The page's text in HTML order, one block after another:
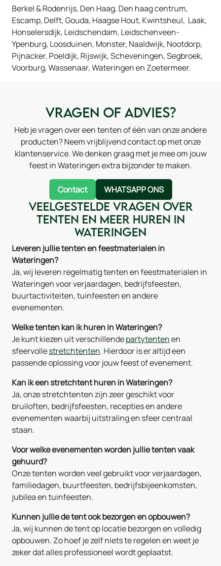
Berkel & Rodenrijs, Den Haag, Den haag centrum,
Escamp, Delft, Gouda, Haagse Hout, Kwintsheul, Laak,
Honselersdijk, Leidschendam, Leidschenveen-
Ypenburg, Loosduinen, Monster, Naaldwijk, Nootdorp,
Pijnacker, Poeldijk, Rijswijk, Scheveningen, Segbroek,
Voorburg, Wassenaar, Wateringen en Zoetermeer.
Vragen of advies?
Heb je vragen over een tenten of één van onze andere
producten? Neem vrijblijvend contact op met onze
klantenservice. We denken graag met je mee om jouw
feest in Wateringen extra bijzonder te maken.
Contact WHATSAPP ONS
Veelgestelde vragen over
tenten en meer huren in
Wateringen
Leveren jullie tenten en feestmaterialen in
Wateringen?
Ja, wij leveren regelmatig tenten en feestmaterialen in
Wateringen voor verjaardagen, bedrijfsfeesten,
buurtactiviteiten, tuinfeesten en andere
evenementen.
Welke tenten kan ik huren in Wateringen?
Je kunt kiezen uit verschillendepartytentenen
sfeervollestretchtenten. Hierdoor is er altijd een
passende oplossing voor jouw feest of evenement.
Kan ik een stretchtent huren in Wateringen?
Ja, onze stretchtenten zijn zeer geschikt voor
bruiloften, bedrijfsfeesten, recepties en andere
evenementen waarbij uitstraling en sfeer centraal
staan.
Voor welke evenementen worden jullie tenten vaak
gehuurd?
Onze tenten worden veel gebruikt voor verjaardagen,
familiedagen, buurtfeesten, bedrijfsbijeenkomsten,
jubilea en tuinfeesten.
Kunnen jullie de tent ook bezorgen en opbouwen?
Ja, wij kunnen de tent op locatie bezorgen en volledig
opbouwen. Zo hoef je zelf niets te regelen en weet je
zeker dat alles professioneel wordt geplaatst.